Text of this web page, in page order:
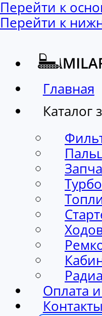
Перейти к
Перейти к
Главная
Каталог
Оплата
Контакты